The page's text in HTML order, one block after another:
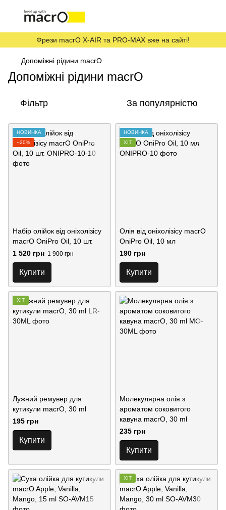
Фрези macrO X-AIR та PRO-MAX вже на сайті!
Допоміжні рідини macrO
Допоміжні рідини macrO
Фільтр За популярністю
НОВИНКА
−20%
Набір олійок від оніхолізісу
macrO OniPro Oil, 10 шт.
1 520 грн 1 900 грн
Купити
НОВИНКА
ХІТ
Олія від оніхолізісу macrO
OniPro Oil, 10 мл
190 грн
Купити
ХІТ
Лужний ремувер для
кутикули macrO, 30 ml
195 грн
Купити
Молекулярна олія з
ароматом соковитого
кавуна macrO, 30 ml
235 грн
Купити
ХІТ